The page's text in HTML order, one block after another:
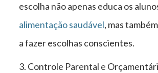
escolha não apenas educa os
alimentação saudável, mas
a fazer escolhas conscientes.
3. Controle Parental e